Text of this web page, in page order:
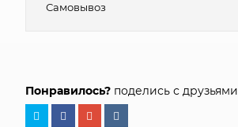
Самовывоз
Понравилось?поделись с друзьями